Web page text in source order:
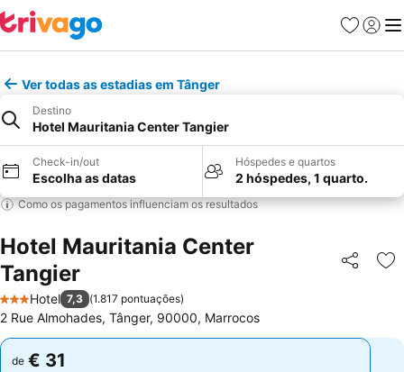
Favoritos
Iniciar
Ver todas as estadias em Tânger
Destino
Hotel Mauritania Center Tangier
Check-in/out
Escolha as datas
Hóspedes e quartos
2 hóspedes, 1 quarto.
Como os pagamentos influenciam os resultados
Hotel Mauritania Center
Tangier
Partilhar
3 Estrelas
Hotel 7,3 (1.817 pontuações)
2 Rue Almohades, Tânger, 90000, Marrocos
de € 31
de € 31